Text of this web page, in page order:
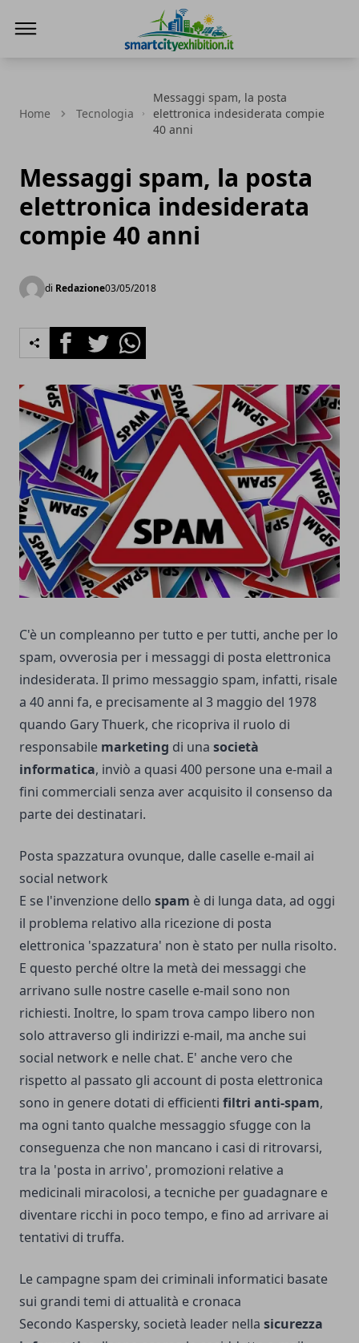
Home Tecnologia
Messaggi spam, la posta
elettronica indesiderata compie
40 anni
Messaggi spam, la posta
elettronica indesiderata
compie 40 anni
di Redazione03/05/2018
FacebookTwitterWhatsapp
C'è un compleanno per tutto e per tutti, anche per lo
spam, ovverosia per i messaggi di posta elettronica
indesiderata. Il primo messaggio spam, infatti, risale
a 40 anni fa, e precisamente al 3 maggio del 1978
quando Gary Thuerk, che ricopriva il ruolo di
responsabile marketing di una società
informatica, inviò a quasi 400 persone una e-mail a
fini commerciali senza aver acquisito il consenso da
parte dei destinatari.
Posta spazzatura ovunque, dalle caselle e-mail ai
social network
E se l'invenzione dello spam è di lunga data, ad oggi
il problema relativo alla ricezione di posta
elettronica 'spazzatura' non è stato per nulla risolto.
E questo perché oltre la metà dei messaggi che
arrivano sulle nostre caselle e-mail sono non
richiesti. Inoltre, lo spam trova campo libero non
solo attraverso gli indirizzi e-mail, ma anche sui
social network e nelle chat. E' anche vero che
rispetto al passato gli account di posta elettronica
sono in genere dotati di efficienti filtri anti-spam,
ma ogni tanto qualche messaggio sfugge con la
conseguenza che non mancano i casi di ritrovarsi,
tra la 'posta in arrivo', promozioni relative a
medicinali miracolosi, a tecniche per guadagnare e
diventare ricchi in poco tempo, e fino ad arrivare ai
tentativi di truffa.
Le campagne spam dei criminali informatici basate
sui grandi temi di attualità e cronaca
Secondo Kaspersky, società leader nella sicurezza